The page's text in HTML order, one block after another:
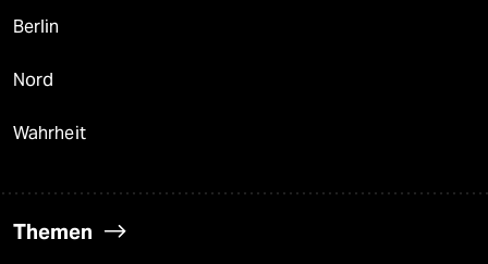
Berlin
Nord
Wahrheit
Themen